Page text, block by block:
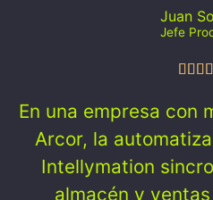
Juan
Jefe
En una empresa con
Arcor, la
Intellymation
almacén y